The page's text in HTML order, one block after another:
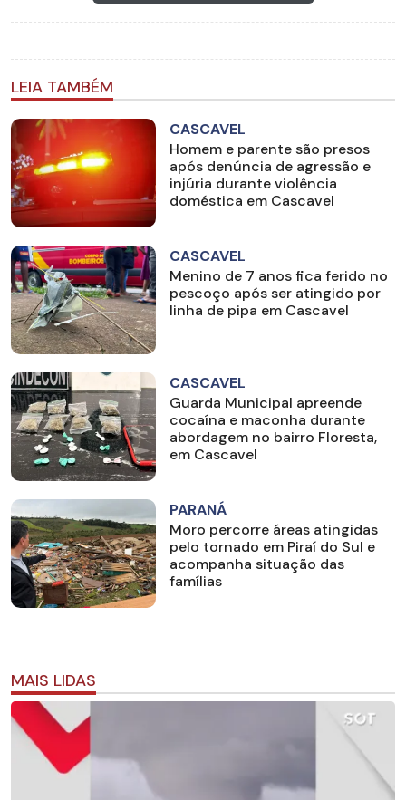
LEIA TAMBÉM
CASCAVEL
Homem e parente são presos
após denúncia de agressão e
injúria durante violência
doméstica em Cascavel
CASCAVEL
Menino de 7 anos fica ferido no
pescoço após ser atingido por
linha de pipa em Cascavel
CASCAVEL
Guarda Municipal apreende
cocaína e maconha durante
abordagem no bairro Floresta,
em Cascavel
PARANÁ
Moro percorre áreas atingidas
pelo tornado em Piraí do Sul e
acompanha situação das
famílias
MAIS LIDAS